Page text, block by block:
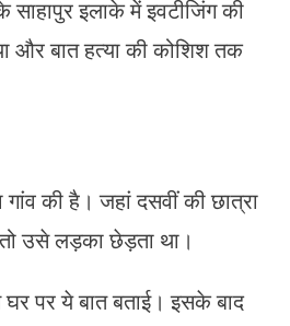
इलाके में इवटीजिंग की
और बात हत्या की कोशिश तक
गांव की है। जहां दसवीं की छात्रा
उसे लड़का छेड़ता था।
पर ये बात बताई। इसके बाद